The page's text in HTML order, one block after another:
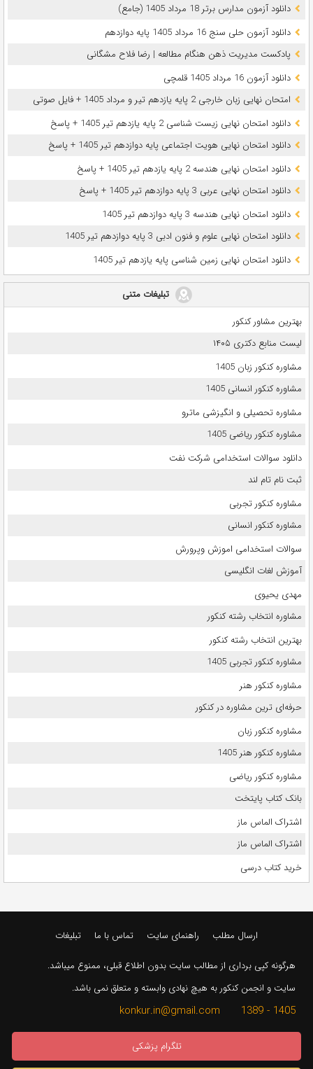
دانلود آزمون مدارس برتر 18 مرداد 1405 (جامع)
دانلود آزمون حلی سنج 16 مرداد 1405 پایه دوازدهم
پادکست مدیریت ذهن هنگام مطالعه | رضا فلاح مشگانی
دانلود آزمون 16 مرداد 1405 قلمچی
امتحان نهایی زبان خارجی 2 پایه یازدهم تیر و مرداد 1405 + فایل صوتی
دانلود امتحان نهایی زیست شناسی 2 پایه یازدهم تیر 1405 + پاسخ
دانلود امتحان نهایی هویت اجتماعی پایه دوازدهم تیر 1405 + پاسخ
دانلود امتحان نهایی هندسه 2 پایه یازدهم تیر 1405 + پاسخ
دانلود امتحان نهایی عربی 3 پایه دوازدهم تیر 1405 + پاسخ
دانلود امتحان نهایی هندسه 3 پایه دوازدهم تیر 1405
دانلود امتحان نهایی علوم و فنون ادبی 3 پایه دوازدهم تیر 1405
دانلود امتحان نهایی زمین شناسی پایه یازدهم تیر 1405
تبلیغات متنی
بهترین مشاور کنکور
لیست منابع دکتری ۱۴۰۵
مشاوره کنکور زبان 1405
مشاوره کنکور انسانی 1405
مشاوره تحصیلی و انگیزشی ماترو
مشاوره کنکور ریاضی 1405
دانلود سوالات استخدامی شرکت نفت
ثبت نام تام لند
مشاوره کنکور تجربی
مشاوره کنکور انسانی
سوالات استخدامی اموزش وپرورش
آموزش لغات انگلیسی
مهدی یحیوی
مشاوره انتخاب رشته کنکور
بهترین انتخاب رشته کنکور
مشاوره کنکور تجربی 1405
مشاوره کنکور هنر
حرفه‌ای ترین مشاوره در کنکور
مشاوره کنکور زبان
مشاوره کنکور هنر 1405
مشاوره کنکور ریاضی
بانک کتاب پایتخت
اشتراک الماس ماز
اشتراک الماس ماز
خرید کتاب درسی
ارسال مطلب راهنمای سایت تماس با ما تبلیغات
هرگونه کپی برداری از مطالب سایت بدون اطلاع قبلی، ممنوع میباشد.
سایت و انجمن کنکور به هیچ نهادی وابسته و متعلق نمی باشد.
1405 - 1389 konkur.in@gmail.com
تلگرام پزشکی